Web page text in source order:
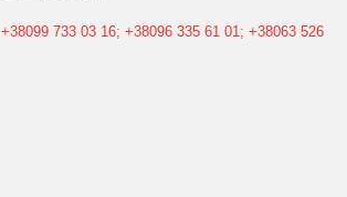
+38099 733 03 16; +38096 335 61 01; +38063 526